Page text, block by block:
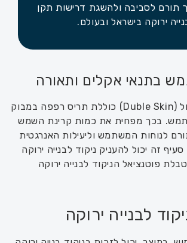
תורם לסביבה ולהשגת דרישות תקן
ירוקה בישראל ובעולם.
בתנאי אקלים ותאורה
מערכת הקיר הכפול (Duble Skin) כוללת תריס רפפה במבוק
בכך מפחית את כמות קרינת השמש
לנוחות המשתמש וליעילות האנרגטית
זה יכול להעניק ניקוד לבנייה ירוקה
פוטנציאל הניקוד לבנייה ירוקה
לבנייה ירוקה